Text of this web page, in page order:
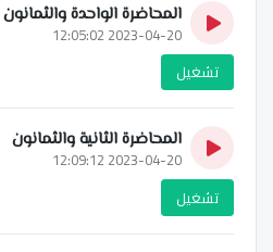
المحاضرة الواحدة والثمانون
2023-04-20 12:05:02
تشغيل
المحاضرة الثانية والثمانون
2023-04-20 12:09:12
تشغيل